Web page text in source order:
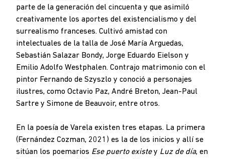
parte de la generación del cincuenta y que asimiló
creativamente los aportes del existencialismo y del
surrealismo franceses. Cultivó amistad con
intelectuales de la talla de José María Arguedas,
Sebastián Salazar Bondy, Jorge Eduardo Eielson y
Emilio Adolfo Westphalen. Contrajo matrimonio con el
pintor Fernando de Szyszlo y conoció a personajes
ilustres, como Octavio Paz, André Breton, Jean-Paul
Sartre y Simone de Beauvoir, entre otros.
En la poesía de Varela existen tres etapas. La primera
(Fernández Cozman, 2021) es la de los inicios y allí se
sitúan los poemarios Ese puerto existey Luz de día, en